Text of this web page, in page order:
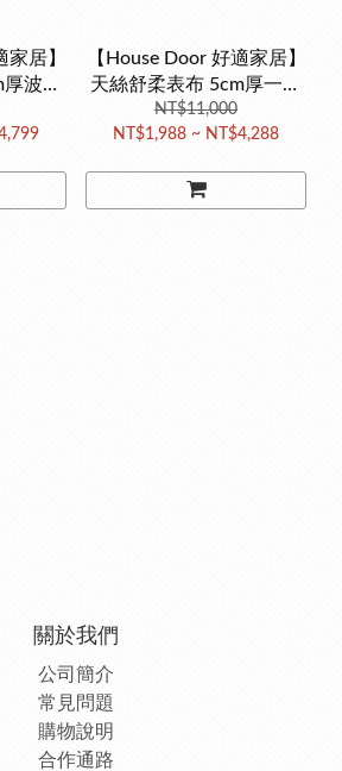
家居】
波浪
【House Door 好適家居】
天絲舒柔表布 5cm厚一體
成型竹炭記憶床墊
NT$11,000
NT$1,988 ~ NT$4,288
關於我們
公司簡介
常見問題
購物說明
合作通路